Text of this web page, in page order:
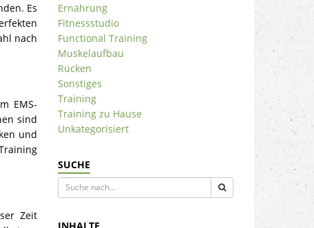
Es
nach
EMS-
sind
und
Zeit
Ernährung
Fitnessstudio
Functional Training
Muskelaufbau
Rücken
Sonstiges
Training
Training zu Hause
Unkategorisiert
SUCHE